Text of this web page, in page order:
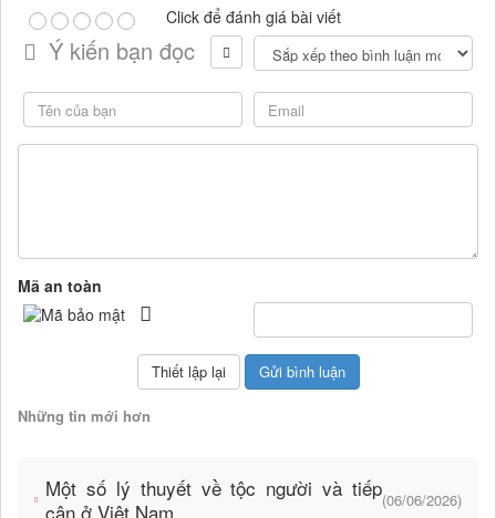
Click để đánh giá bài viết
Ý kiến bạn đọc
Mã an toàn
Những tin mới hơn
Một số lý thuyết về tộc người và tiếp
cận ở Việt Nam
(06/06/2026)